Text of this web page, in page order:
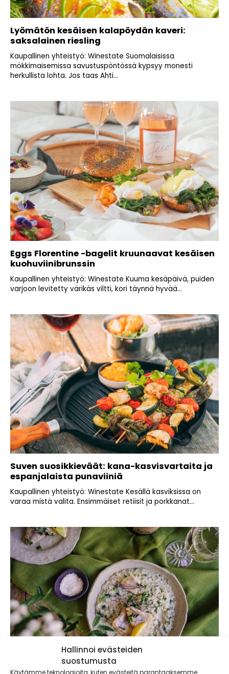
Hallinnoi evästeiden
suostumusta
Käytämme teknologioita, kuten evästeitä parantaaksemme
Lyömätön kesäisen kalapöydän kaveri:
saksalainen riesling
Kaupallinen yhteistyö: Winestate Suomalaisissa
mökkimaisemissa savustuspöntössä kypsyy monesti
herkullista lohta. Jos taas Ahti...
Eggs Florentine -bagelit kruunaavat kesäisen
kuohuviinibrunssin
Kaupallinen yhteistyö: Winestate Kuuma kesäpäivä, puiden
varjoon levitetty värikäs viltti, kori täynnä hyvää...
Suven suosikkieväät: kana-kasvisvartaita ja
espanjalaista punaviiniä
Kaupallinen yhteistyö: Winestate Kesällä kasviksissa on
varaa mistä valita. Ensimmäiset retiisit ja porkkanat...